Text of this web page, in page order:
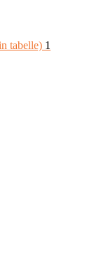
tabelle) 1